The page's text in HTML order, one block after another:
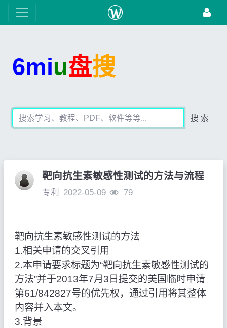
6miu盘搜
搜 索
靶向抗生素敏感性测试的方法与流程
专利 2022-05-09 79
靶向抗生素敏感性测试的方法
1.相关申请的交叉引用
2.本申请要求标题为“靶向抗生素敏感性测试的
方法”并于2013年7月3日提交的美国临时申请
第61/842827号的优先权，通过引用将其整体
内容并入本文。
3.背景